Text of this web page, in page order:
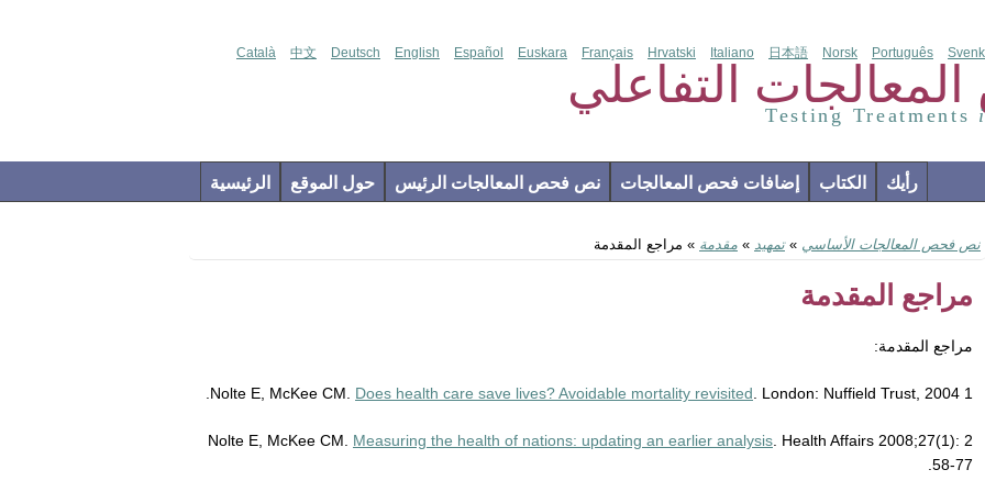
التفاعلي
Testing Treatments
Català 中文 Deutsch English Español Euskara Français Hrvatski Italiano 日本語 Norsk Português
الرئيسية حول الموقع نص فحص المعالجات الرئيس إضافات فحص المعالجات الكتاب رأيك
نص فحص المعالجات الأساسي »تمهيد » مقدمة » مراجع المقدمة
مراجع المقدمة
مراجع المقدمة:
1 Nolte E, McKee CM.
Does health care save lives? Avoidable mortality revisited . London: Nuffield Trust, 2004.
2 Nolte E, McKee CM.
Measuring the health of nations: updating an earlier analysis . Health Affairs 2008;27(1):
58-77.